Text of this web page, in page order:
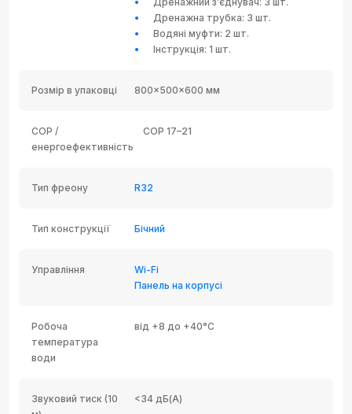
Дренажна трубка: 3 шт.
Водяні муфти: 2 шт.
Інструкція: 1 шт.
Розмір в упаковці 800×500×600 мм
COP /
енергоефективність
COP 17–21
Тип фреону R32
Тип конструкції Бічний
Управління
Wi-Fi
Панель на корпусі
Робоча
температура
води
від +8 до +40°C
Звуковий тиск (10
<34 дБ(А)